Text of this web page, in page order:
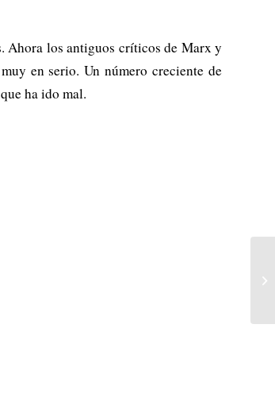
Ahora los antiguos críticos de Marx y
en serio. Un número creciente de
ha ido mal.